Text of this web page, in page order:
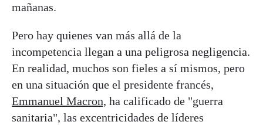
mañanas.
Pero hay quienes van más allá de la
incompetencia llegan a una peligrosa negligencia.
En realidad, muchos son fieles a sí mismos, pero
en una situación que el presidente francés,
Emmanuel Macron, ha calificado de "guerra
sanitaria", las excentricidades de líderes